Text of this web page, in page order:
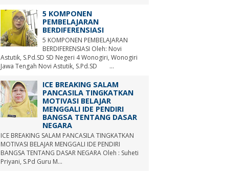
5 KOMPONEN
PEMBELAJARAN
BERDIFERENSIASI
5 KOMPONEN PEMBELAJARAN
BERDIFERENSIASI Oleh: Novi
Astutik, S.Pd.SD SD Negeri 4 Wonogiri, Wonogiri
Jawa Tengah Novi Astutik, S.Pd.SD ...
ICE BREAKING SALAM
PANCASILA TINGKATKAN
MOTIVASI BELAJAR
MENGGALI IDE PENDIRI
BANGSA TENTANG DASAR
NEGARA
ICE BREAKING SALAM PANCASILA TINGKATKAN
MOTIVASI BELAJAR MENGGALI IDE PENDIRI
BANGSA TENTANG DASAR NEGARA Oleh : Suheti
Priyani, S.Pd Guru M...